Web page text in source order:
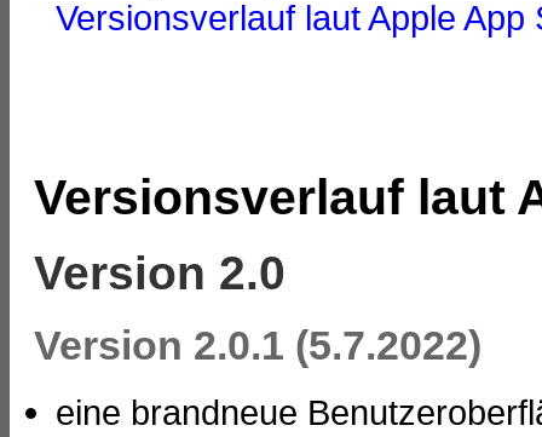
Versionsverlauf laut Apple App
Versionsverlauf laut
Version 2.0
Version 2.0.1 (5.7.2022)
eine brandneue